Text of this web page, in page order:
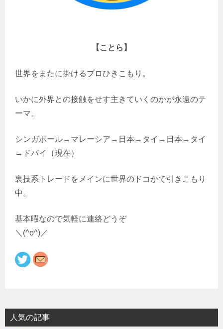
【ことら】
世界をまたに掛けるプロひきこもり。
いかに外界との接触をせす主きていくのかが永遠のテ
ーマ。
シンガポール→マレーシア→日本→タイ→日本→タイ
→ドバイ（現在）
裏技系トレードをメインに世界のドコかで引きこもり
中。
基本暇なので気軽に連絡どうぞ
＼(^o^)／
人気の記事